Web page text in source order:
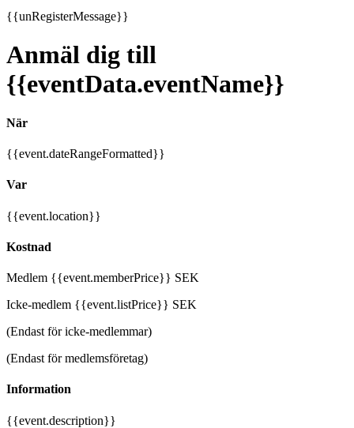
{{unRegisterMessage}}
Anmäl dig till
{{eventData.eventName}}
När
{{event.dateRangeFormatted}}
Var
{{event.location}}
Kostnad
Medlem {{event.memberPrice}} SEK
Icke-medlem {{event.listPrice}} SEK
(Endast för icke-medlemmar)
(Endast för medlemsföretag)
Information
{{event.description}}